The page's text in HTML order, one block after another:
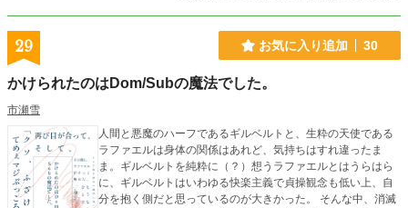
巻き込んで一大騒動に発展していくコメディ？なお話。 ※誤字脱字は気づいた
らちょこちょこ修正してます。“(. .*)
29 お気に入り追加 30
かけられたのはDom/Subの魔法でした。
市瀬雪
人間と悪魔のハーフであるギルベルトと、生粋の天使である
ラファエルは身体の関係はあれど、気持ちはすれ違ったま
ま。ギルベルトを純粋に（？）想うラファエルとはうらはら
に、ギルベルトはいわゆる快楽主義で貞操観念も低い上、自
分を抱く側だと思っているのが大きかった。 そんな中、消滅